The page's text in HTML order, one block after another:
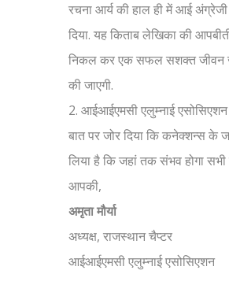
रचना आर्य की हाल ही में आई
दिया. यह किताब लेखिका की
निकल कर एक सफल सशक्त जीवन
की जाएगी.
2. आईआईएमसी एलुम्नाई
बात पर जोर दिया कि कनेक्शन्स के
लिया है कि जहां तक संभव होगा
आपकी,
अमृता मौर्या
अध्यक्ष, राजस्थान चैप्टर
आईआईएमसी एलुम्नाई एसोसिएशन